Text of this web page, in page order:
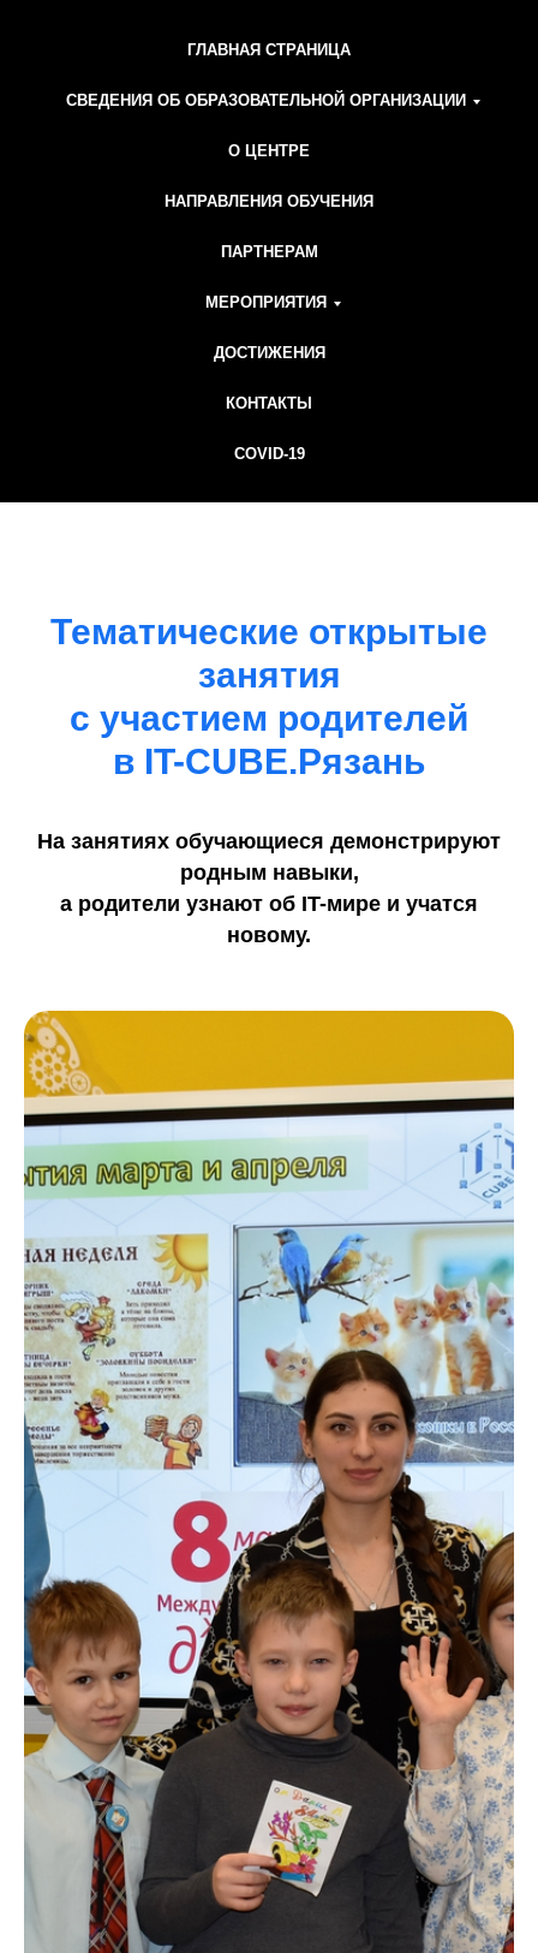
ГЛАВНАЯ СТРАНИЦА
СВЕДЕНИЯ ОБ ОБРАЗОВАТЕЛЬНОЙ ОРГАНИЗАЦИИ
О ЦЕНТРЕ
НАПРАВЛЕНИЯ ОБУЧЕНИЯ
ПАРТНЕРАМ
МЕРОПРИЯТИЯ
ДОСТИЖЕНИЯ
КОНТАКТЫ
COVID-19
Тематические открытые
занятия
с участием родителей
в IT-CUBE.Рязань
На занятиях обучающиеся демонстрируют
родным навыки,
а родители узнают об IT-мире и учатся
новому.